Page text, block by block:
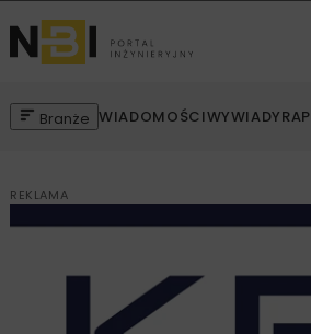
Branże WIADOMOŚCIWYWIADY
REKLAMA